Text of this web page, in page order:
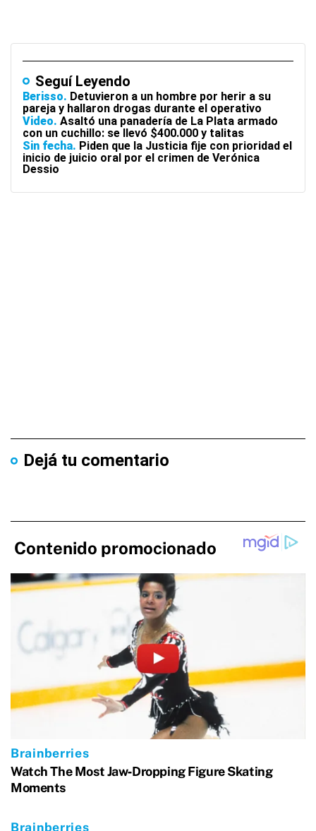
Seguí Leyendo
Berisso Detuvieron a un hombre por herir a su
pareja y hallaron drogas durante el operativo
Video Asaltó una panadería de La Plata armado
con un cuchillo: se llevó $400.000 y talitas
Sin fecha Piden que la Justicia fije con prioridad el
inicio de juicio oral por el crimen de Verónica
Dessio
Dejá tu comentario